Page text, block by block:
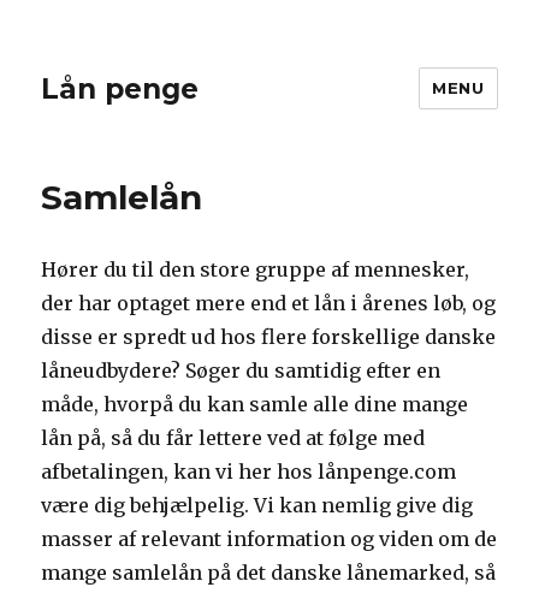
Lån penge MENU
Samlelån
Hører du til den store gruppe af mennesker,
der har optaget mere end et lån i årenes løb, og
disse er spredt ud hos flere forskellige danske
låneudbydere? Søger du samtidig efter en
måde, hvorpå du kan samle alle dine mange
lån på, så du får lettere ved at følge med
afbetalingen, kan vi her hos lånpenge.com
være dig behjælpelig. Vi kan nemlig give dig
masser af relevant information og viden om de
mange samlelån på det danske lånemarked, så